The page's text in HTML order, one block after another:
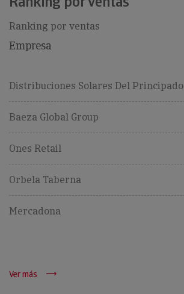
Ranking por ventas
Empresa
Distribuciones Solares Del Principado
Baeza Global Group
Ones Retail
Orbela Taberna
Mercadona
Ver más